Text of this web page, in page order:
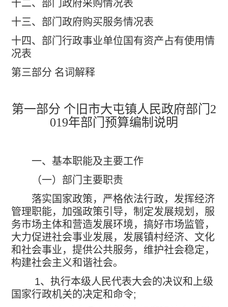
十二、部门政府采购情况表
十三、部门政府购买服务情况表
十四、部门行政事业单位国有资产占有使用情
况表
第三部分 名词解释
第一部分 个旧市大屯镇人民政府部门 2
019年部门预算编制说明
一、基本职能及主要工作
（一）部门主要职责
落实国家政策，严格依法行政，发挥经济
管理职能，加强政策引导，制定发展规划，服
务市场主体和营造发展环境，搞好市场监管，
大力促进社会事业发展，发展镇村经济、文化
和社会事业，提供公共服务，维护社会稳定，
构建社会主义和谐社会。
1、执行本级人民代表大会的决议和上级
国家行政机关的决定和命令;